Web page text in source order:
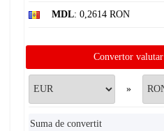
MDL: 0,2614 RON
Convertor valutar
»